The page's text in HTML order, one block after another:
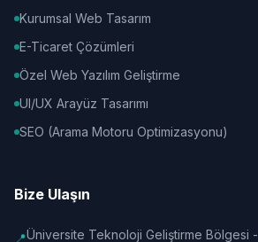
Kurumsal Web Tasarım
E-Ticaret Çözümleri
Özel Web Yazılım Geliştirme
UI/UX Arayüz Tasarımı
SEO (Arama Motoru Optimizasyonu)
Bize Ulaşın
📍Üniversite Teknoloji Geliştirme Bölgesi -